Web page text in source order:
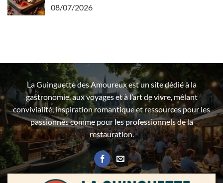
08/07/2026
La Guinguette des Amoureux est un site dédié à la
gastronomie, aux voyages et à l’art de vivre, mêlant
convivialité, inspiration romantique et ressources pour les
passionnés comme pour les professionnels de la
restauration.